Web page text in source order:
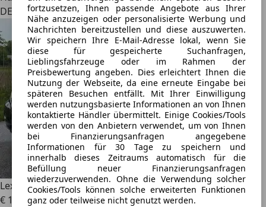
fortzusetzen, Ihnen passende Angebote aus Ihrer
Nähe anzuzeigen oder personalisierte Werbung und
Nachrichten bereitzustellen und diese auszuwerten.
Wir speichern Ihre E-Mail-Adresse lokal, wenn Sie
diese für gespeicherte Suchanfragen,
Lieblingsfahrzeuge oder im Rahmen der
Preisbewertung angeben. Dies erleichtert Ihnen die
Nutzung der Webseite, da eine erneute Eingabe bei
späteren Besuchen entfällt. Mit Ihrer Einwilligung
werden nutzungsbasierte Informationen an von Ihnen
kontaktierte Händler übermittelt. Einige Cookies/Tools
werden von den Anbietern verwendet, um von Ihnen
bei Finanzierungsanfragen angegebene
Informationen für 30 Tage zu speichern und
innerhalb dieses Zeitraums automatisch für die
Befüllung neuer Finanzierungsanfragen
wiederzuverwenden. Ohne die Verwendung solcher
Cookies/Tools können solche erweiterten Funktionen
ganz oder teilweise nicht genutzt werden.
DE 25524
Lexus RX 450hh 4WD Schiebedach HuD Voll
€ 10.450